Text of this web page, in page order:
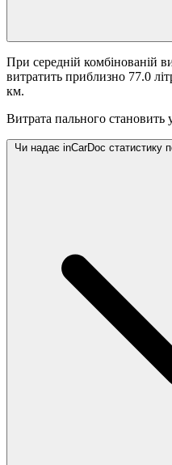
При середній комбінованій
витратить приблизно 77.0
км.
Витрата пального становить
Чи надає inCarDoc статистику